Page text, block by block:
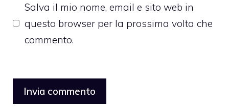
Salva il mio nome, email e sito web in
questo browser per la prossima volta che
commento.